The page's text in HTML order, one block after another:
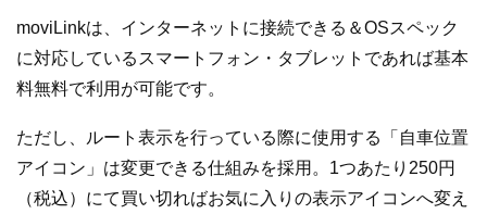
moviLinkは、インターネットに接続できる＆OSスペック
に対応しているスマートフォン・タブレットであれば基本
料無料で利用が可能です。
ただし、ルート表示を行っている際に使用する「自車位置
アイコン」は変更できる仕組みを採用。1つあたり250円
（税込）にて買い切ればお気に入りの表示アイコンへ変え